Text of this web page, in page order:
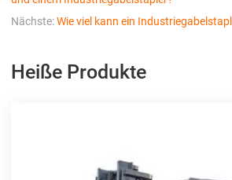
Nächste:Wie viel kann ein
Heiße Produkte